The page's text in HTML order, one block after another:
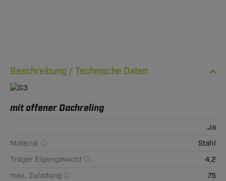
Technische Daten
mit offener Dachreling
Ja
Material
Stahl
Träger Eigengewicht
4,2
max. Zuladung
75